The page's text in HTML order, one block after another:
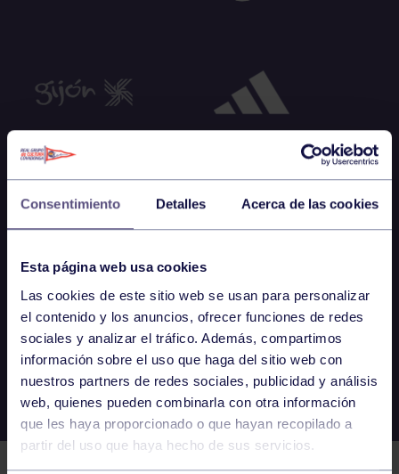
Consentimiento Detalles Acerca de las cookies
Esta página web usa cookies
Las cookies de este sitio web se usan para personalizar
el contenido y los anuncios, ofrecer funciones de redes
sociales y analizar el tráfico. Además, compartimos
información sobre el uso que haga del sitio web con
nuestros partners de redes sociales, publicidad y análisis
web, quienes pueden combinarla con otra información
que les haya proporcionado o que hayan recopilado a
partir del uso que haya hecho de sus servicios.